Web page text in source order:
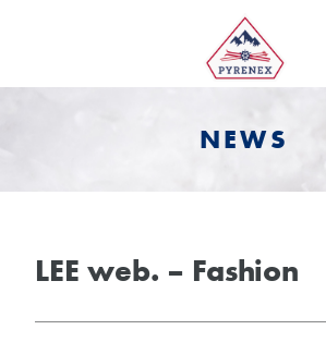
NEWS
LEE web. – Fashion